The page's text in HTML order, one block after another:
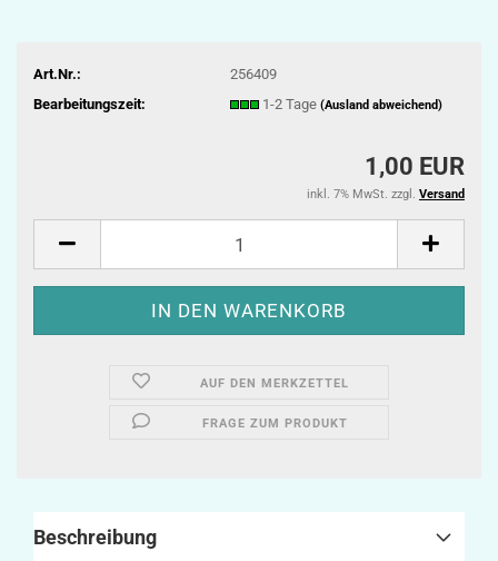
Art.Nr.:
256409
Bearbeitungszeit:
1-2 Tage (Ausland abweichend)
1,00 EUR
inkl. 7% MwSt. zzgl. Versand
AUF DEN MERKZETTEL
FRAGE ZUM PRODUKT
Beschreibung